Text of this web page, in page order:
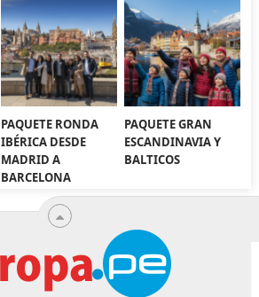
PAQUETE RONDA
IBÉRICA DESDE
MADRID A
BARCELONA
PAQUETE GRAN
ESCANDINAVIA Y
BALTICOS